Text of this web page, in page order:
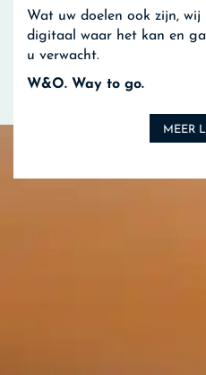
Wat uw doelen ook zijn,
digitaal waar het kan en
u verwacht.
W&O. Way to go.
MEER